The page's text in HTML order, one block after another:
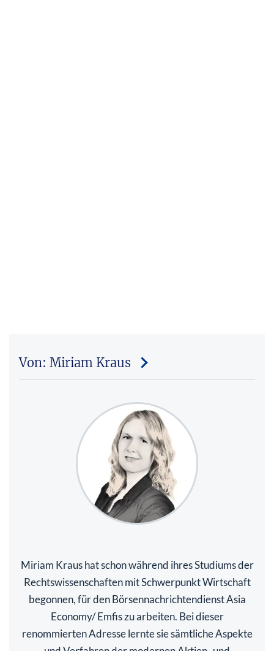
Von: Miriam Kraus
Miriam Kraus hat schon während ihres Studiums der
Rechtswissenschaften mit Schwerpunkt Wirtschaft
begonnen, für den Börsennachrichtendienst Asia
Economy/ Emfis zu arbeiten. Bei dieser
renommierten Adresse lernte sie sämtliche Aspekte